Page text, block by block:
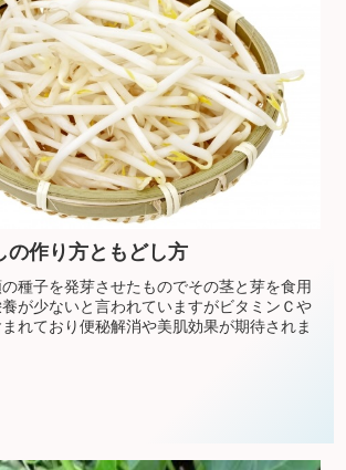
の作り方ともどし方
種子を発芽させたものでその茎と芽を食用
が少ないと言われていますがビタミンＣや
れており便秘解消や美肌効果が期待されま